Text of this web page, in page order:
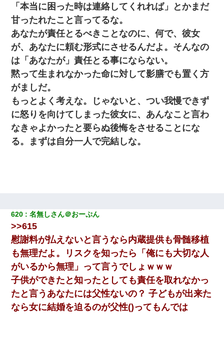
「本当に困った時は連絡してくれれば」とかまだ
甘ったれたこと言ってるな。
あなたが責任とるべきことなのに、何で、彼女
が、あなたに頼む形式にさせるんだよ。そんなの
は「あなたが」責任とる事にならない。
黙って生まれなかった命に対して影膳でも置く方
がましだ。
もっとよく考えな。じゃないと、つい我慢できず
に怒りを向けてしまった彼女に、あんなこと言わ
なきゃよかったと要らぬ後悔をさせることにな
る。まずは自分一人で完結しな。
620 名無しさん＠おーぷん
>>615
慰謝料が払えないと言うなら内蔵提供も骨髄移植
も無理だよ。リスクを知ったら「俺にも大切な人
がいるから無理」って言うでしょｗｗｗ
子供ができたと知ったとしても責任を取れなかっ
たと言うあなたには父性ないの？ 子どもが出来た
なら女に結婚を迫るのが父性()ってもんでは